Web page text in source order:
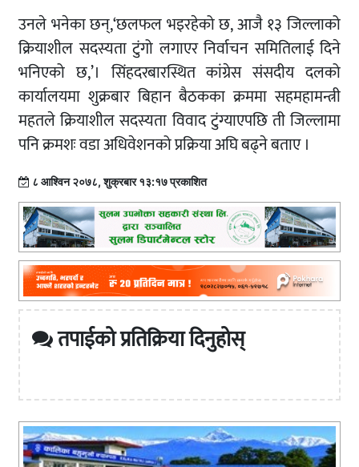
उनले भनेका छन्,‘छलफल भइरहेको छ, आजै १३ जिल्लाको
क्रियाशील सदस्यता टुंगो लगाएर निर्वाचन समितिलाई दिने
भनिएको छ,’। सिंहदरबारस्थित कांग्रेस संसदीय दलको
कार्यालयमा शुक्रबार बिहान बैठकका क्रममा सहमहामन्त्री
महतले क्रियाशील सदस्यता विवाद टुंग्याएपछि ती जिल्लामा
पनि क्रमशः वडा अधिवेशनको प्रक्रिया अघि बढ्ने बताए ।
८ आश्विन २०७८, शुक्रबार १३:१७ प्रकाशित
तपाईको प्रतिक्रिया दिनुहोस्